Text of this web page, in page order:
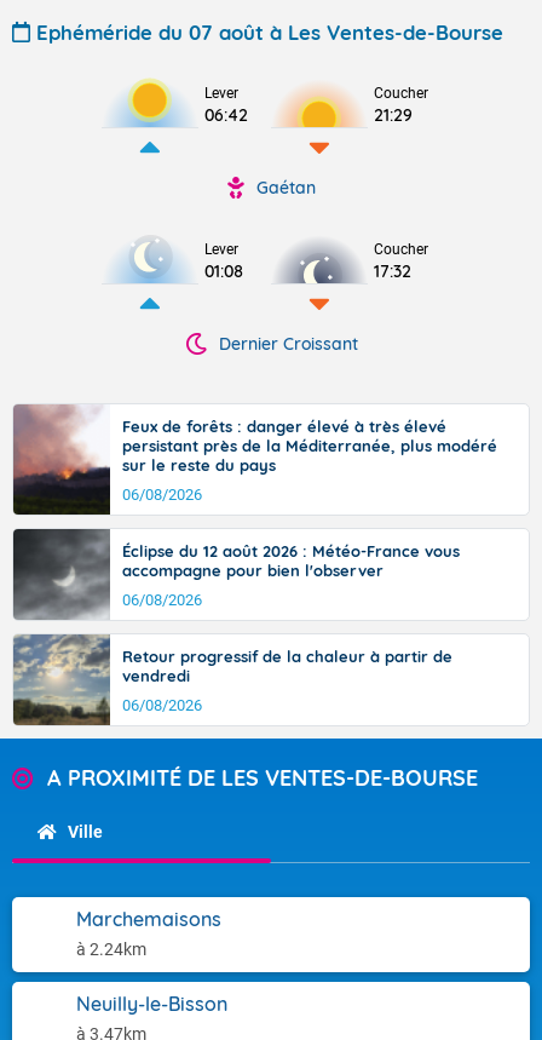
Ephéméride du 07 août à Les Ventes-de-Bourse
Lever
06:42
Coucher
21:29
Gaétan
Lever
01:08
Coucher
17:32
Dernier Croissant
Feux de forêts : danger élevé à très élevé
persistant près de la Méditerranée, plus modéré
sur le reste du pays
06/08/2026
Éclipse du 12 août 2026 : Météo-France vous
accompagne pour bien l'observer
06/08/2026
Retour progressif de la chaleur à partir de
vendredi
06/08/2026
A PROXIMITÉ DE LES VENTES-DE-BOURSE
Ville
Marchemaisons
à 2.24km
Neuilly-le-Bisson
à 3.47km